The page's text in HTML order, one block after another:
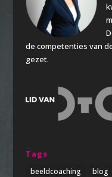
de competenties van
gezet.
Tags
beeldcoaching blog